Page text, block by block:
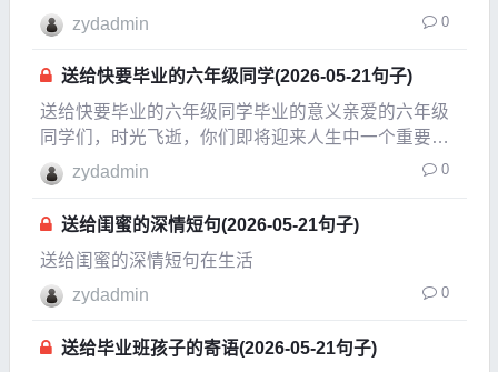
zydadmin
0
送给快要毕业的六年级同学(2026-05-21句子)
送给快要毕业的六年级同学毕业的意义亲爱的六年级
同学们，时光飞逝，你们即将迎来人生中一个重要的
里程碑——毕业。这不仅是你们在小学阶段的结束，
更是一个全新旅程的开始。毕业意味着你们即将迈向
更高的学府，迎接新的挑战和机遇。要记住，这一刻
是你们努力
zydadmin 0
送给闺蜜的深情短句(2026-05-21句子)
送给闺蜜的深情短句在生活
zydadmin
0
送给毕业班孩子的寄语(2026-05-21句子)